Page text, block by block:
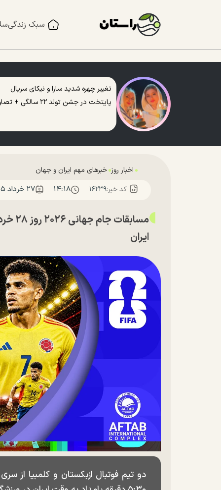
سبک زندگی
تغییر چهره شدید سارا و نیکای سریال
پایتخت در جشن تولد ۲۲ سالگی + تصاویر
اخبار روز خبرهای مهم ایران و جهان
کد خبر:۱۶۲۳۹ ۱۴:۱۸ ۲۷ خرداد ۱۴۰۵
ایران